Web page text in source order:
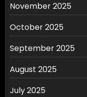
November 2025
October 2025
September 2025
August 2025
July 2025